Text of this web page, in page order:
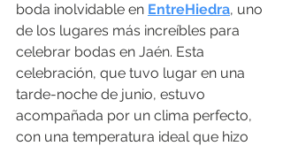
boda inolvidable en EntreHiedra, uno
de los lugares más increíbles para
celebrar bodas en Jaén. Esta
celebración, que tuvo lugar en una
tarde-noche de junio, estuvo
acompañada por un clima perfecto,
con una temperatura ideal que hizo